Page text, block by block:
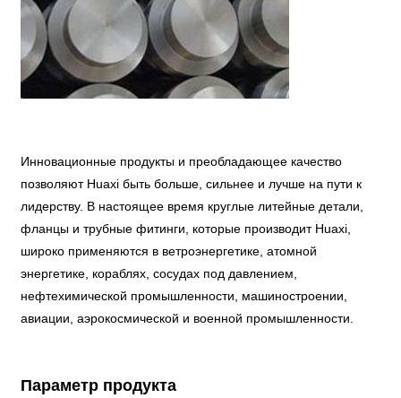
Инновационные продукты и преобладающее качество
позволяют Huaxi быть больше, сильнее и лучше на пути к
лидерству. В настоящее время круглые литейные детали,
фланцы и трубные фитинги, которые производит Huaxi,
широко применяются в ветроэнергетике, атомной
энергетике, кораблях, сосудах под давлением,
нефтехимической промышленности, машиностроении,
авиации, аэрокосмической и военной промышленности.
Параметр продукта